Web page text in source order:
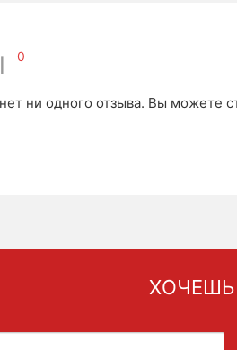
0
ни одного отзыва. Вы можете
ХОЧЕШЬ